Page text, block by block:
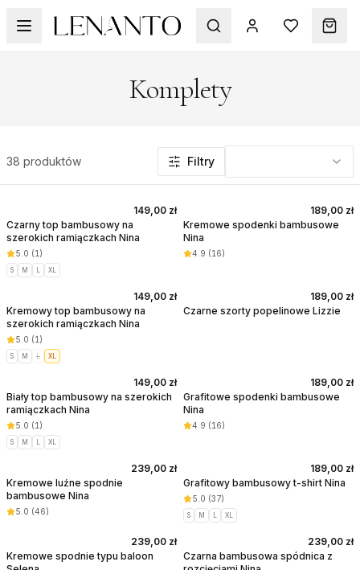
Komplety
Produkty w kategorii: Komplety
38 produktów Filtry
149,00 zł
Czarny top bambusowy na
szerokich ramiączkach Nina
5.0 (1 )
S M L XL
189,00 zł
Kremowe spodenki bambusowe
Nina
4.9 (16)
149,00 zł
Kremowy top bambusowy na
szerokich ramiączkach Nina
5.0 (1 )
S M L XL
189,00 zł
Czarne szorty popelinowe Lizzie
149,00 zł
Biały top bambusowy na szerokich
ramiączkach Nina
5.0 (1 )
S M L XL
189,00 zł
Grafitowe spodenki bambusowe
Nina
4.9 (16)
239,00 zł
Kremowe luźne spodnie
bambusowe Nina
5.0 (46)
189,00 zł
Grafitowy bambusowy t-shirt Nina
5.0 (37)
S M L XL
239,00 zł
Kremowe spodnie typu baloon
239,00 zł
Czarna bambusowa spódnica z